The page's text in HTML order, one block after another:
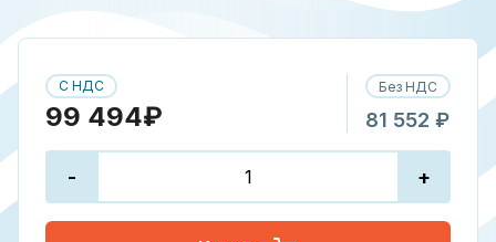
С НДС
99 494₽
Без НДС
81 552 ₽
- +